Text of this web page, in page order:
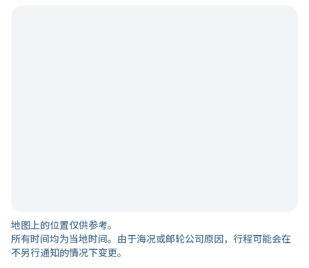
地图上的位置仅供参考。
所有时间均为当地时间。由于海况或邮轮公司原因，行程可能会在
不另行通知的情况下变更。